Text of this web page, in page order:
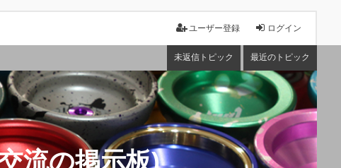
ログイン
ユーザー登録
未返信トピック 最近のトピック
流の掲示板)